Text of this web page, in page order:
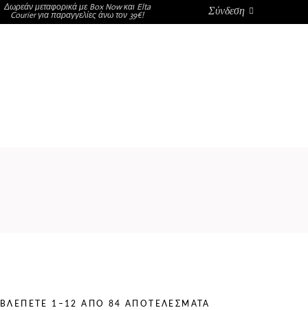
Δωρεάν μεταφορικά με Box Now και Elta
Courier για παραγγελίες άνω τον 39€!
Σύνδεση
DARK SUGAR GIFT BOX ΣΗΜΕΙΑ ΠΩΛΗΣΗΣ
ΒΛΈΠΕΤΕ 1–12 ΑΠΌ 84 ΑΠΟΤΕΛΈΣΜΑΤΑ